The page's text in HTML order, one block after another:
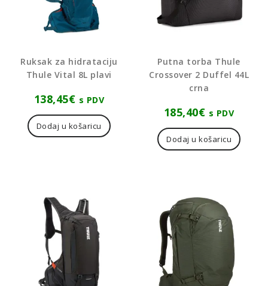
Ruksak za hidrataciju
Thule Vital 8L plavi
138,45€ s PDV
Dodaj u košaricu
Putna torba Thule
Crossover 2 Duffel 44L
crna
185,40€ s PDV
Dodaj u košaricu